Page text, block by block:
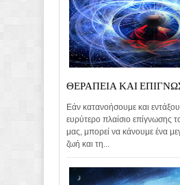
ΘΕΡΑΠΕΙΑ ΚΑΙ
Εάν κατανοήσουμε και
ευρύτερο πλαίσιο επίγνωσης
μας, μπορεί να κάνουμε ένα
ζωή και τη...